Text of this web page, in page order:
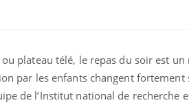
plateau télé, le repas du soir est
par les enfants changent fortement
de l’Institut national de recherche